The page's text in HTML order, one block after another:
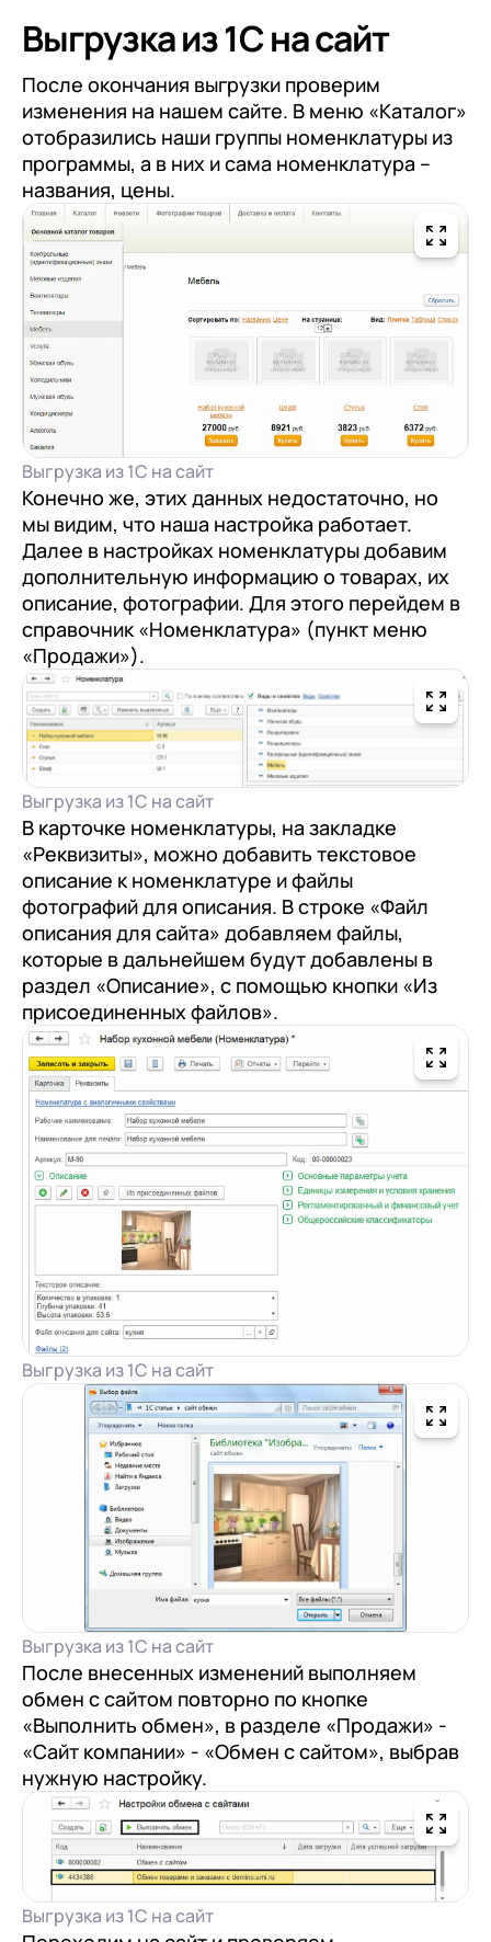
Выгрузка из 1С на сайт
После окончания выгрузки проверим
изменения на нашем сайте. В меню «Каталог»
отобразились наши группы номенклатуры из
программы, а в них и сама номенклатура –
названия, цены.
Выгрузка из 1С на сайт
Конечно же, этих данных недостаточно, но
мы видим, что наша настройка работает.
Далее в настройках номенклатуры добавим
дополнительную информацию о товарах, их
описание, фотографии. Для этого перейдем в
справочник «Номенклатура» (пункт меню
«Продажи»).
Выгрузка из 1С на сайт
В карточке номенклатуры, на закладке
«Реквизиты», можно добавить текстовое
описание к номенклатуре и файлы
фотографий для описания. В строке «Файл
описания для сайта» добавляем файлы,
которые в дальнейшем будут добавлены в
раздел «Описание», с помощью кнопки «Из
присоединенных файлов».
Выгрузка из 1С на сайт
Выгрузка из 1С на сайт
После внесенных изменений выполняем
обмен с сайтом повторно по кнопке
«Выполнить обмен», в разделе «Продажи» -
«Сайт компании» - «Обмен с сайтом», выбрав
нужную настройку.
Выгрузка из 1С на сайт